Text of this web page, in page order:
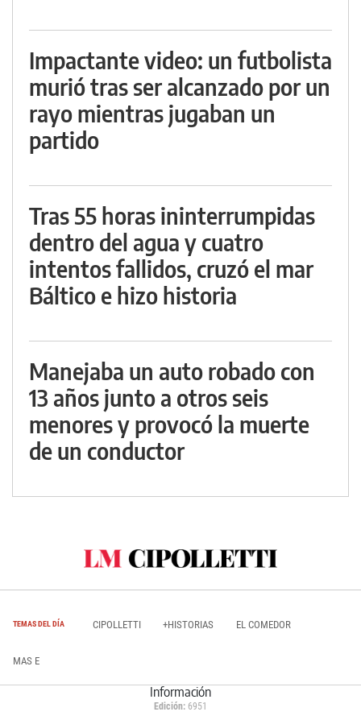
Impactante video: un futbolista
murió tras ser alcanzado por un
rayo mientras jugaban un
partido
Tras 55 horas ininterrumpidas
dentro del agua y cuatro
intentos fallidos, cruzó el mar
Báltico e hizo historia
Manejaba un auto robado con
13 años junto a otros seis
menores y provocó la muerte
de un conductor
TEMAS DEL DÍA CIPOLLETTI +HISTORIAS EL COMEDOR
MAS E
Información
Edición: 6951